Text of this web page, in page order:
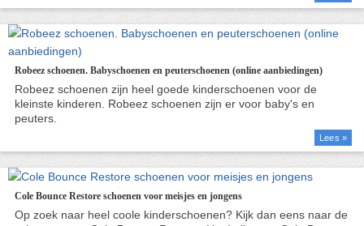
Robeez schoenen. Babyschoenen en peuterschoenen (online aanbiedingen)
Lees »
Cole Bounce Restore schoenen voor meisjes en jongens